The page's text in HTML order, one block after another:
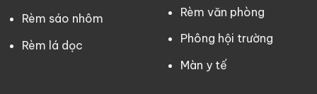
Rèm sáo nhôm
Rèm lá dọc
Rèm văn phòng
Phông hội trường
Màn y tế